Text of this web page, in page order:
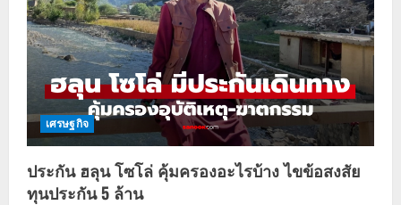
เศรษฐกิจ
ประกัน ฮลุน โซโล่ คุ้มครองอะไรบ้าง ไขข้อสงสัย
ทุนประกัน 5 ล้าน